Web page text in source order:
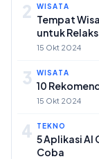
2 WISATA
Tempat
untuk
15 Okt 2024
3 WISATA
10
15 Okt 2024
4 TEKNO
5 Aplikasi AI
Coba